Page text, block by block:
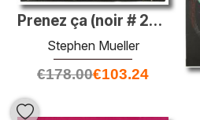
Prenez ça (noir # 282)
Stephen Mueller
€178.00€103.24